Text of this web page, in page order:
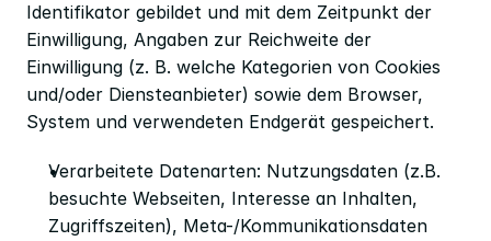
Identifikator gebildet und mit dem Zeitpunkt der
Einwilligung, Angaben zur Reichweite der
Einwilligung (z. B. welche Kategorien von Cookies
und/oder Diensteanbieter) sowie dem Browser,
System und verwendeten Endgerät gespeichert.
Verarbeitete Datenarten: Nutzungsdaten (z.B.
besuchte Webseiten, Interesse an Inhalten,
Zugriffszeiten), Meta-/Kommunikationsdaten